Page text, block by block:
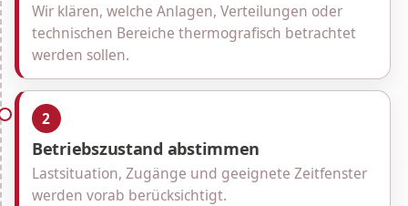
Wir klären, welche Anlagen, Verteilungen oder
technischen Bereiche thermografisch betrachtet
werden sollen.
2
Betriebszustand abstimmen
Lastsituation, Zugänge und geeignete Zeitfenster
werden vorab berücksichtigt.